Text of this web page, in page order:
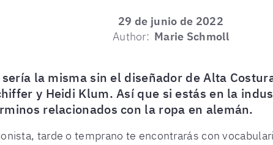
29 de junio de 2022
Author: Marie Schmoll
la misma sin el diseñador de Alta
y Heidi Klum. Así que si estás en la
relacionados con la ropa en alemán.
tarde o temprano te encontrarás con